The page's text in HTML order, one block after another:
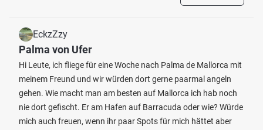
EckzZzy
Palma von Ufer
Hi Leute, ich fliege für eine Woche nach Palma de Mallorca mit
meinem Freund und wir würden dort gerne paarmal angeln
gehen. Wie macht man am besten auf Mallorca ich hab noch
nie dort gefischt. Er am Hafen auf Barracuda oder wie? Würde
mich auch freuen, wenn ihr paar Spots für mich hättet aber